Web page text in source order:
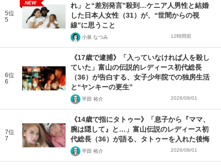
5位
5
NEW
れ」と“差別発言”殺到…ケニア人男性と結婚
した日本人女性（31）が、“世間からの視
線”に思うこと
小泉 なつみ 12時間前
6位
6
《17歳で逮捕》「入っていなければ人を殺し
ていた」富山の伝説的レディース初代総長
（36）が告白する、女子少年院での独房生活
と“ヤンキーの更生”
平田 裕介 2026/08/01
7位
7
《14歳で指にタトゥー》「息子から『ママ、
腕は隠して』と…」富山伝説のレディース初
代総長（36）が語る、タトゥーを入れた後悔
平田 裕介 2026/08/01